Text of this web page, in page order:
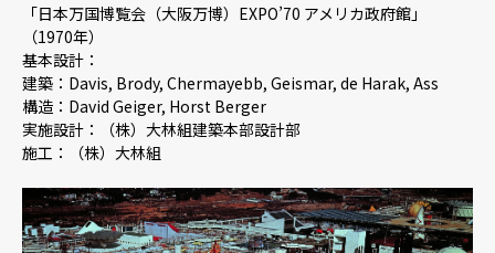
「日本万国博覧会（大阪万博）EXPO’70 アメリカ政府館」
（1970年）
基本設計：
建築：Davis, Brody, Chermayebb, Geismar, de Harak, Ass
構造：David Geiger, Horst Berger
実施設計：（株）大林組建築本部設計部
施工：（株）大林組